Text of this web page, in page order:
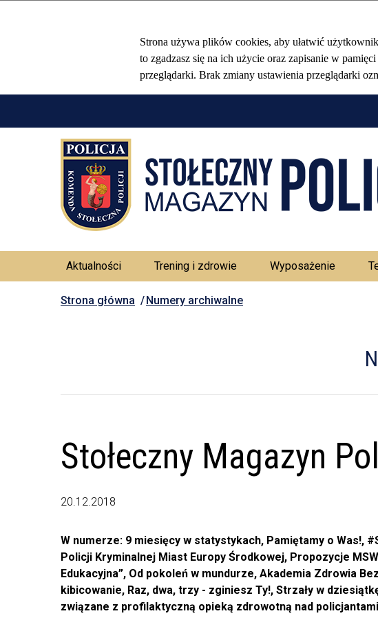
Aktualności Trening i zdrowie Wyposażenie
Strona główna Numery archiwalne
Stołeczny Magazyn
20.12.2018
W numerze: 9 miesięcy w statystykach, Pamiętamy o Was!,
Policji Kryminalnej Miast Europy Środkowej, Propozycje
Edukacyjna”, Od pokoleń w mundurze, Akademia Zdrowia
kibicowanie, Raz, dwa, trzy - zginiesz Ty!, Strzały w
związane z profilaktyczną opieką zdrowotną nad